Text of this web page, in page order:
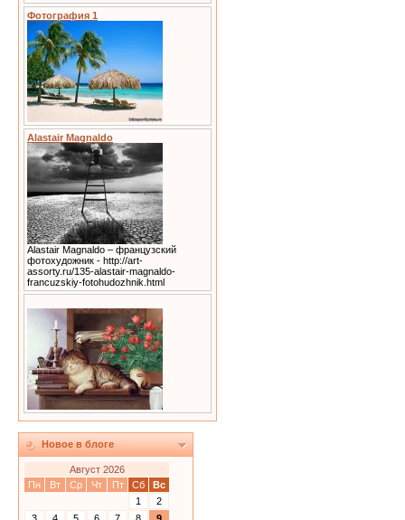
Фотография 1
Alastair Magnaldo
Alastair Magnaldo – французский
фотохудожник - http://art-
assorty.ru/135-alastair-magnaldo-
francuzskiy-fotohudozhnik.html
Новое в блоге
Август 2026
Пн
Вт Ср Чт Пт Сб
Вс
1
2